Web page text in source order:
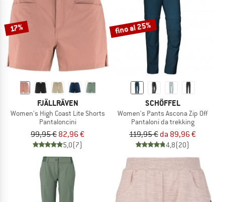
17%
FJÄLLRÄVEN
Women's High Coast Lite Shorts
Pantaloncini
99,95 € 82,96 €
5,0(7)
fino al 25%
SCHÖFFEL
Women's Pants Ascona Zip Off
Pantaloni da trekking
119,95 € da 89,96 €
4,8(20)